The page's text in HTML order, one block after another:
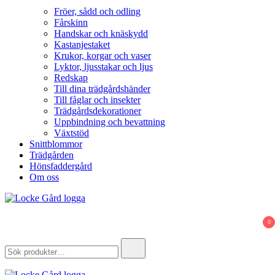
Fröer, sådd och odling
Fårskinn
Handskar och knäskydd
Kastanjestaket
Krukor, korgar och vaser
Lyktor, ljusstakar och ljus
Redskap
Till dina trädgårdshänder
Till fåglar och insekter
Trädgårdsdekorationer
Uppbindning och bevattning
Växtstöd
Snittblommor
Trädgården
Hönsfaddergård
Om oss
0
for: